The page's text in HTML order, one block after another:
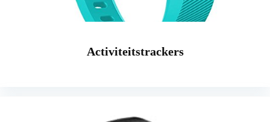
Activiteitstrackers